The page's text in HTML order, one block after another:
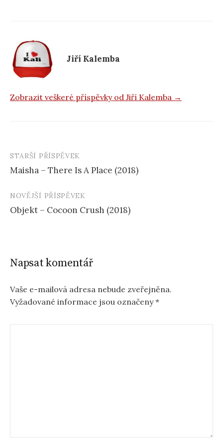
k
Jiří Kalemba
Zobrazit veškeré příspěvky od Jiří Kalemba →
Navigace
příspěvku
STARŠÍ PŘÍSPĚVEK
Maisha – There Is A Place (2018)
NOVĚJŠÍ PŘÍSPĚVEK
Objekt – Cocoon Crush (2018)
Napsat komentář
Vaše e-mailová adresa nebude zveřejněna.
Vyžadované informace jsou označeny*